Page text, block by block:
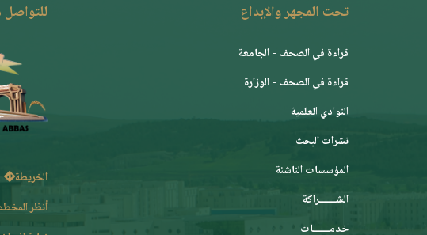
تحت المجهر والإبداع
قراءة في الصحف - الجامعة
قراءة في الصحف - الوزارة
النوادي العلمية
نشرات البحث
المؤسسات الناشئة
الشـــــــراكة
خدمـــــــات
للتواصل
الخريطة
أنظر